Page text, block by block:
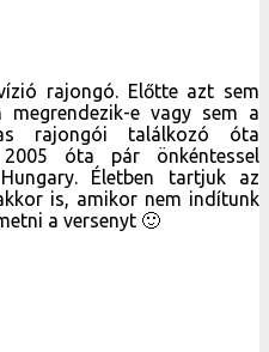
rajongó. Előtte azt sem
e vagy sem a
rajongói találkozó óta
óta pár önkéntessel
Életben tartjuk az
is, amikor nem indítunk
a versenyt 🙂